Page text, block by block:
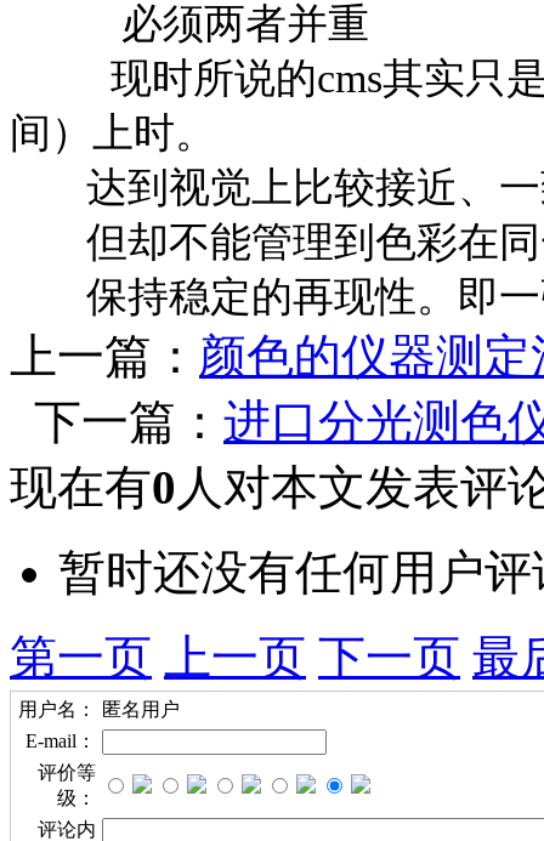
必须两者并重
现时所说的cms其实只是
间）上时。
达到视觉上比较接近、一
但却不能管理到色彩在同
保持稳定的再现性。即一
上一篇： 颜色的仪器测
下一篇： 进口分光测色
现在有0 人对本文发表评
暂时还没有任何用户评
第一页
上一页 下一页 最
用户名：
匿名用户
E-mail：
评价等
级：
评论内